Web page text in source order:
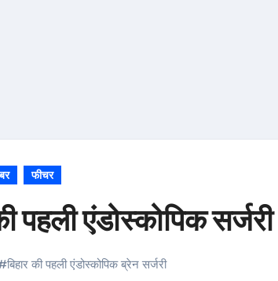
फीचर
पहली एंडोस्कोपिक सर्जरी
बिहार की पहली एंडोस्कोपिक ब्रेन सर्जरी